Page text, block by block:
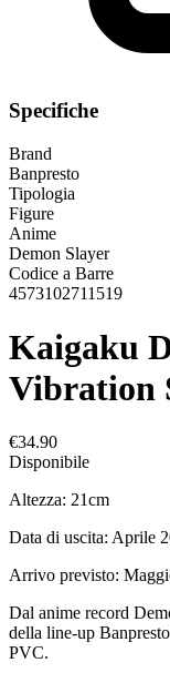
Specifiche
Brand
Banpresto
Tipologia
Figure
Anime
Demon Slayer
Codice a Barre
4573102711519
Kaigaku
Vibration
€34.90
Disponibile
Altezza: 21cm
Data di uscita: Aprile
Arrivo previsto:
Dal anime record
della line-up
PVC.